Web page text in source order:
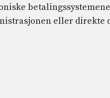
eller direkte